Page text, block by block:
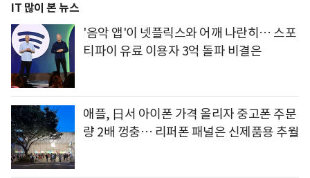
IT 많이 본 뉴스
'음악 앱'이 넷플릭스와 어깨 나란히… 스포
티파이 유료 이용자 3억 돌파 비결은
애플, 日서 아이폰 가격 올리자 중고폰 주문
량 2배 껑충… 리퍼폰 패널은 신제품용 추월